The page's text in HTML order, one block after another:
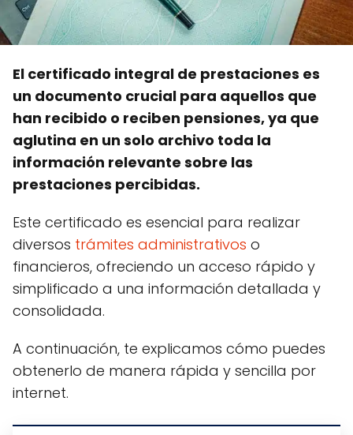
El certificado integral de prestaciones es
un documento crucial para aquellos que
han recibido o reciben pensiones, ya que
aglutina en un solo archivo toda la
información relevante sobre las
prestaciones percibidas.
Este certificado es esencial para realizar
diversos trámites administrativos o
financieros, ofreciendo un acceso rápido y
simplificado a una información detallada y
consolidada.
A continuación, te explicamos cómo puedes
obtenerlo de manera rápida y sencilla por
internet.